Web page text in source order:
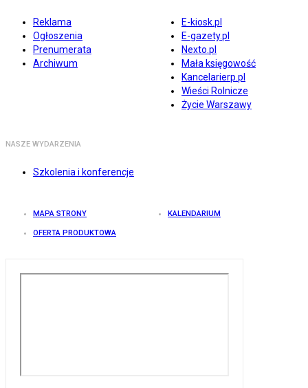
Reklama
Ogłoszenia
Prenumerata
Archiwum
E-kiosk.pl
E-gazety.pl
Nexto.pl
Mała księgowość
Kancelarierp.pl
Wieści Rolnicze
Życie Warszawy
NASZE WYDARZENIA
Szkolenia i konferencje
MAPA STRONY KALENDARIUM
OFERTA PRODUKTOWA